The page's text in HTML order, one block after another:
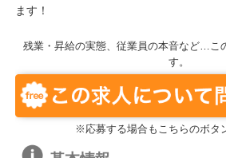
ます！
残業・昇給の実態、従業員の本音など…こ
す。
※応募する場合もこちらのボタ